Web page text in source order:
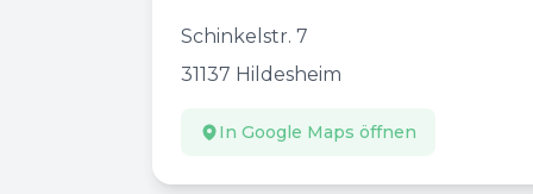
Schinkelstr. 7
31137 Hildesheim
In Google Maps öffnen